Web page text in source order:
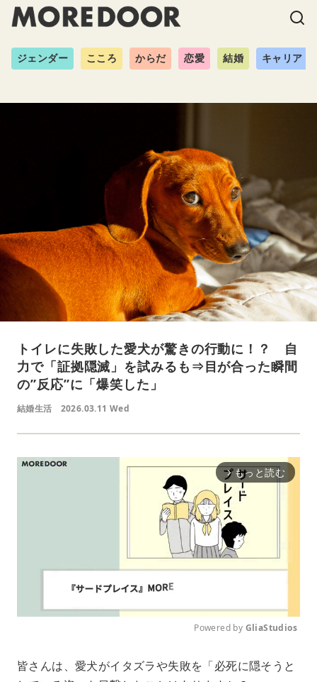
ジェンダー こころ からだ 恋愛 結婚 キャリア
トイレに失敗した愛犬が驚きの行動に！？ 自
力で「証拠隠滅」を試みるも⇒目が合った瞬間
の”反応”に「爆笑した」
結婚生活 2026.03.11 Wed
arrow_forward_ios もっと読む
u
Powered by GliaStudios
皆さんは、愛犬がイタズラや失敗を「必死に隠そうと